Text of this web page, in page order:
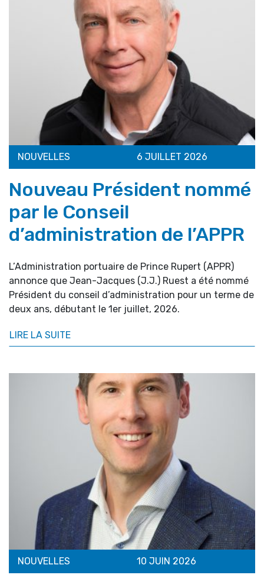
NOUVELLES 6 JUILLET 2026
Nouveau Président nommé
par le Conseil
d’administration de l’APPR
L’Administration portuaire de Prince Rupert (APPR)
annonce que Jean-Jacques (J.J.) Ruest a été nommé
Président du conseil d’administration pour un terme de
deux ans, débutant le 1er juillet, 2026.
LIRE LA SUITE
NOUVELLES 10 JUIN 2026